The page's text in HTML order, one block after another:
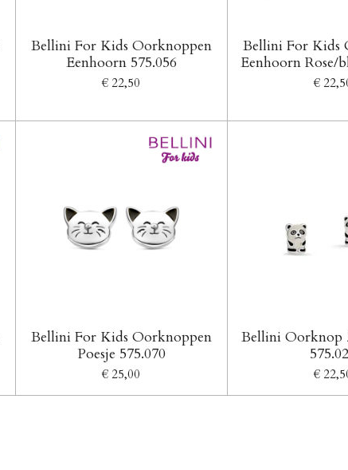
Bellini For Kids Oorknoppen
Eenhoorn 575.056
€ 22,50
Bellini For Kids
Eenhoorn Rose/
€
Bellini For Kids Oorknoppen
Poesje 575.070
€ 25,00
Bellini Oorknop
€